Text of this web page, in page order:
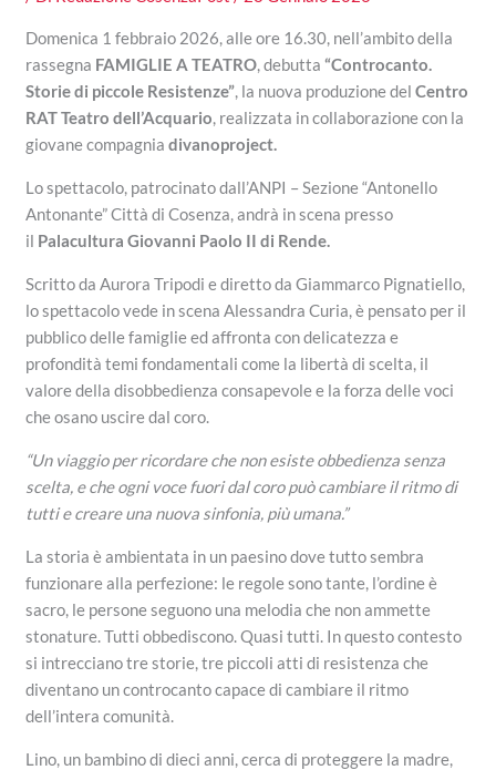
Domenica 1 febbraio 2026, alle ore 16.30, nell’ambito della
rassegna FAMIGLIE A TEATRO, debutta“Controcanto.
Storie di piccole Resistenze”, la nuova produzione delCentro
RAT Teatro dell’Acquario, realizzata in collaborazione con la
giovane compagniadivanoproject.
Lo spettacolo, patrocinato dall’ANPI – Sezione “Antonello
Antonante” Città di Cosenza, andrà in scena presso
il Palacultura Giovanni Paolo II di Rende.
Scritto da Aurora Tripodi e diretto da Giammarco Pignatiello,
lo spettacolo vede in scena Alessandra Curia, è pensato per il
pubblico delle famiglie ed affronta con delicatezza e
profondità temi fondamentali come la libertà di scelta, il
valore della disobbedienza consapevole e la forza delle voci
che osano uscire dal coro.
“Un viaggio per ricordare che non esiste obbedienza senza
scelta, e che ogni voce fuori dal coro può cambiare il ritmo di
tutti e creare una nuova sinfonia, più umana.”
La storia è ambientata in un paesino dove tutto sembra
funzionare alla perfezione: le regole sono tante, l’ordine è
sacro, le persone seguono una melodia che non ammette
stonature. Tutti obbediscono. Quasi tutti. In questo contesto
si intrecciano tre storie, tre piccoli atti di resistenza che
diventano un controcanto capace di cambiare il ritmo
dell’intera comunità.
Lino, un bambino di dieci anni, cerca di proteggere la madre,